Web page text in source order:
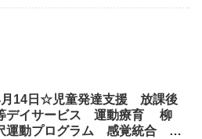
14日☆児童発達支援 放課後
デイサービス 運動療育 柳
運動プログラム 感覚統合 自